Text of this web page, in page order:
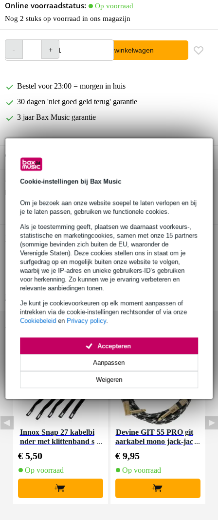
Cookie-instellingen bij Bax Music
Om je bezoek aan onze website soepel te laten verlopen en bij
je te laten passen, gebruiken we functionele cookies.
Als je toestemming geeft, plaatsen we daarnaast voorkeurs-,
statistische en marketingcookies, samen met onze 15 partners
(sommige bevinden zich buiten de EU, waaronder de
Verenigde Staten). Deze cookies stellen ons in staat om je
surfgedrag op en mogelijk buiten onze website te volgen,
waarbij we je IP-adres en unieke gebruikers-ID’s gebruiken
voor herkenning. Zo kunnen we je ervaring verbeteren en
relevante aanbiedingen tonen.
Je kunt je cookievoorkeuren op elk moment aanpassen of
intrekken via de cookie-instellingen rechtsonder of via onze
Cookiebeleid en Privacy policy.
Weigeren
Aanpassen
Accepteren
Online voorraadstatus:
Op voorraad
Nog 2 stuks op voorraad in ons magazijn
In winkelwagen
Bestel voor 23:00 = morgen in huis
30 dagen 'niet goed geld terug' garantie
3 jaar Bax Music garantie
Gratis ophalen in de winkel
Twijfel je of deStagg SPC015L E Patchkabel 6-Pack
past? Doe de check.
Start de check
Productinformatie
Set van 6 patchkabels voor gitaareffecten
Haakse jackpluggen.
Assortiment met 6 verschillende kleuren.
Accessoires (10)
Innox Snap 27 kabelbi
nder met klittenband s
€ 5,50
Op voorraad
+
Devine GIT 55 PRO git
aarkabel mono jack-jac
€ 9,95
Op voorraad
+